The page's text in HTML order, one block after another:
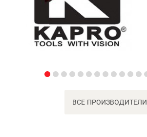
ВСЕ ПРОИЗВОДИТЕЛИ